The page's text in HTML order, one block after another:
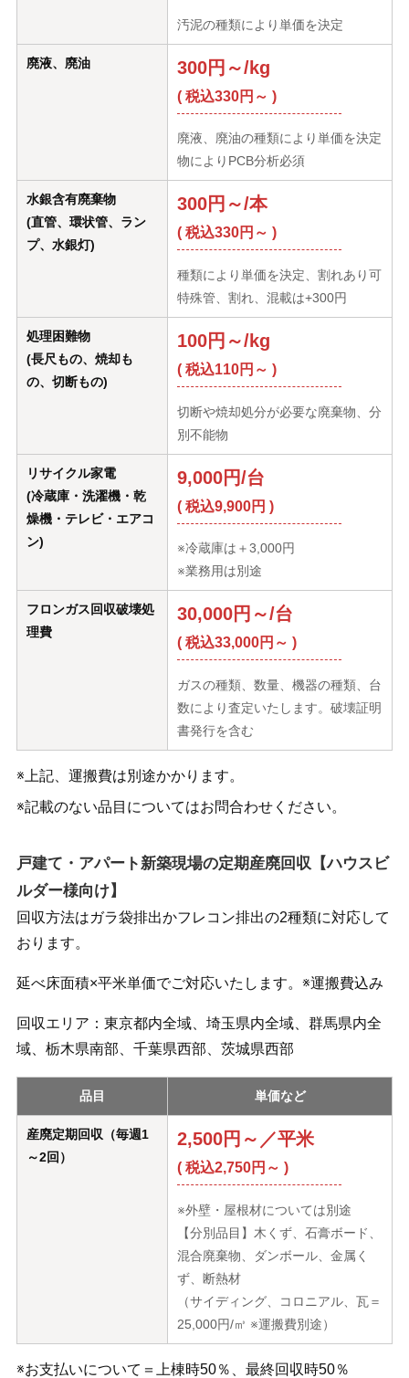
汚泥の種類により単価を決定
廃液、廃油 300円～/kg
( 税込330円～ )
廃液、廃油の種類により単価を決定
物によりPCB分析必須
水銀含有廃棄物
(直管、環状管、ラン
プ、水銀灯)
300円～/本
( 税込330円～ )
種類により単価を決定、割れあり可
特殊管、割れ、混載は+300円
処理困難物
(長尺もの、焼却も
の、切断もの)
100円～/kg
( 税込110円～ )
切断や焼却処分が必要な廃棄物、分
別不能物
リサイクル家電
(冷蔵庫・洗濯機・乾
燥機・テレビ・エアコ
ン)
9,000円/台
( 税込9,900円 )
※冷蔵庫は＋3,000円
※業務用は別途
フロンガス回収破壊処
理費
30,000円～/台
( 税込33,000円～ )
ガスの種類、数量、機器の種類、台
数により査定いたします。破壊証明
書発行を含む
※上記、運搬費は別途かかります。
※記載のない品目についてはお問合わせください。
戸建て・アパート新築現場の定期産廃回収【ハウスビ
ルダー様向け】
回収方法はガラ袋排出かフレコン排出の2種類に対応して
おります。
延べ床面積×平米単価でご対応いたします。※運搬費込み
回収エリア：東京都内全域、埼玉県内全域、群馬県内全
域、栃木県南部、千葉県西部、茨城県西部
品目 単価など
産廃定期回収（毎週1
～2回）
2,500円～／平米
( 税込2,750円～ )
※外壁・屋根材については別途
【分別品目】木くず、石膏ボード、
混合廃棄物、ダンボール、金属く
ず、断熱材
（サイディング、コロニアル、瓦＝
25,000円/㎥ ※運搬費別途）
※お支払いについて＝上棟時50％、最終回収時50％